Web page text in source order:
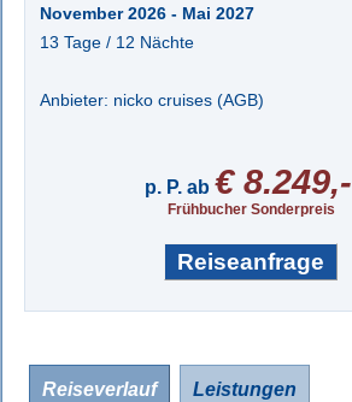
November 2026 - Mai 2027
13 Tage / 12 Nächte
Anbieter: nicko cruises (AGB)
p. P. ab€ 8.249,-
Frühbucher Sonderpreis
Reiseanfrage
Reiseverlauf Leistungen